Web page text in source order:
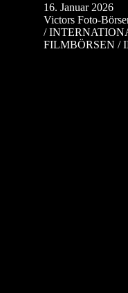
16. Januar 2026
Victors Foto-
/
FILMBÖRSEN /